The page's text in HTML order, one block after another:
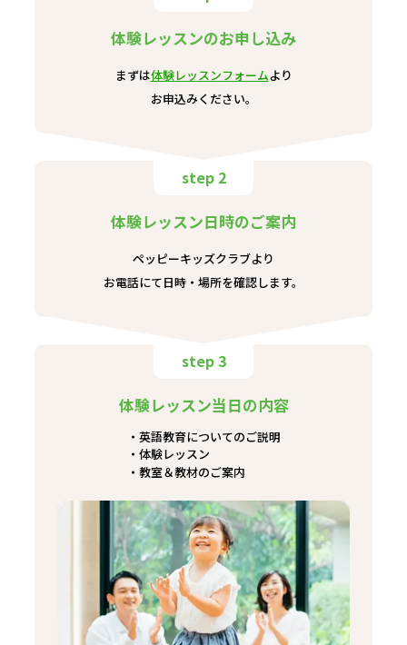
体験レッスンのお申し込み
まずは体験レッスンフォームより
お申込みください。
step 2
体験レッスン日時のご案内
ペッピーキッズクラブより
お電話にて日時・場所を確認します。
step 3
体験レッスン当日の内容
英語教育についてのご説明
体験レッスン
教室＆教材のご案内